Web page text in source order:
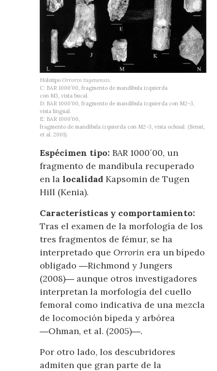
HolotipoOrrorin tugenensis.
C: BAR 1000’00, fragmento de mandíbula izquierda
con M3, vista bucal.
D: BAR 1000’00, fragmento de mandíbula izquierda con M2–3,
vista lingual.
E: BAR 1000’00,
fragmento de mandíbula izquierda con M2–3, vista oclusal. (Senut,
et al. 2001).
Espécimen tipo: BAR 1000´00, un
fragmento de mandíbula recuperado
en lalocalidad Kapsomin de Tugen
Hill (Kenia).
Características y comportamiento:
Tras el examen de la morfología de los
tres fragmentos de fémur, se ha
interpretado que Orrorin era un bípedo
obligado ―Richmond y Jungers
(2008)― aunque otros investigadores
interpretan la morfología del cuello
femoral como indicativa de una mezcla
de locomoción bípeda y arbórea
―Ohman, et al. (2005)―.
Por otro lado, los descubridores
admiten que gran parte de la